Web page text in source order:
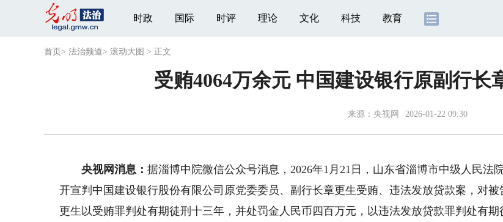
时政 国际 时评 理论 文化 科技 教育
首页 > 法治频道> 滚动大图 > 正文
受贿4064万余元 中国建设银行原副行长
来源： 央视网 2026-01-22 09:30
央视网消息：据淄博中院微信公众号消息，2026年1月21日，山东省淄博市中级人民法
开宣判中国建设银行股份有限公司原党委委员、副行长章更生受贿、违法发放贷款案，对被
更生以受贿罪判处有期徒刑十三年，并处罚金人民币四百万元，以违法发放贷款罪判处有期